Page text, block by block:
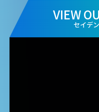
VIEW
セイデ